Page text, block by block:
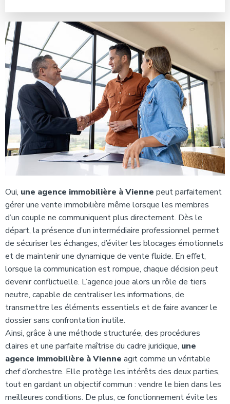
Oui, une agence immobilière à Vienne peut parfaitement
gérer une vente immobilière même lorsque les membres
d’un couple ne communiquent plus directement. Dès le
départ, la présence d’un intermédiaire professionnel permet
de sécuriser les échanges, d’éviter les blocages émotionnels
et de maintenir une dynamique de vente fluide. En effet,
lorsque la communication est rompue, chaque décision peut
devenir conflictuelle. L’agence joue alors un rôle de tiers
neutre, capable de centraliser les informations, de
transmettre les éléments essentiels et de faire avancer le
dossier sans confrontation inutile.
Ainsi, grâce à une méthode structurée, des procédures
claires et une parfaite maîtrise du cadre juridique, une
agence immobilière à Vienne agit comme un véritable
chef d’orchestre. Elle protège les intérêts des deux parties,
tout en gardant un objectif commun : vendre le bien dans les
meilleures conditions. De plus, ce fonctionnement évite les